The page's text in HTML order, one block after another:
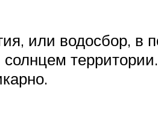
или водосбор, в